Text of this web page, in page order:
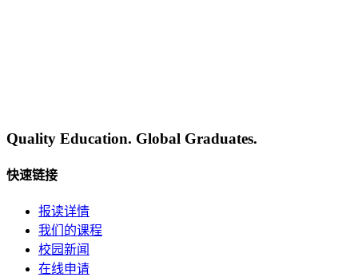
Quality Education. Global Graduates.
快速链接
报读详情
我们的课程
校园新闻
在线申请